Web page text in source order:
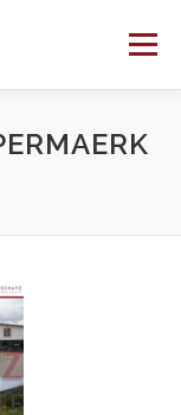
Menü